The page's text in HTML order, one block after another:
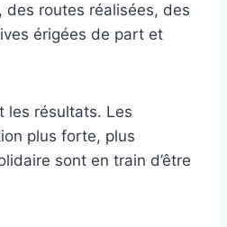
des routes réalisées, des
érigées de part et
les résultats. Les
plus forte, plus
sont en train d’être